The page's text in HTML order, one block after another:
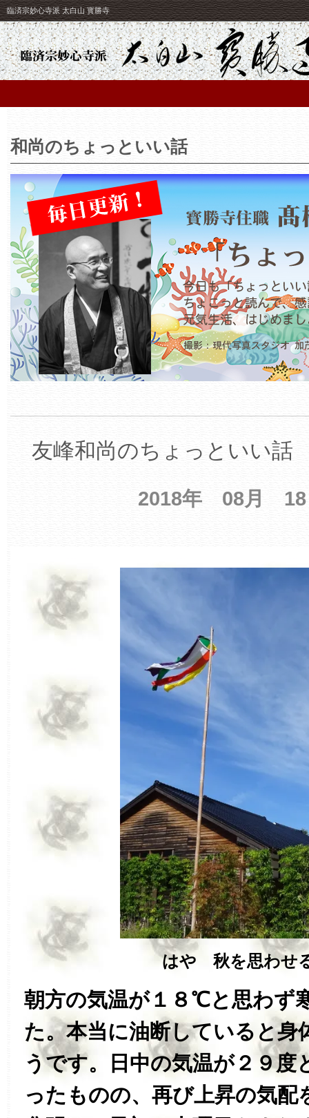
臨済宗妙心寺派 太白山 寳勝寺
和尚のちょっといい話
友峰和尚のちょっといい話
2018年 08月
はや 秋を思わせ
朝方の気温が１８℃と思わず
た。本当に油断していると身
うです。日中の気温が２９度
ったものの、再び上昇の気配